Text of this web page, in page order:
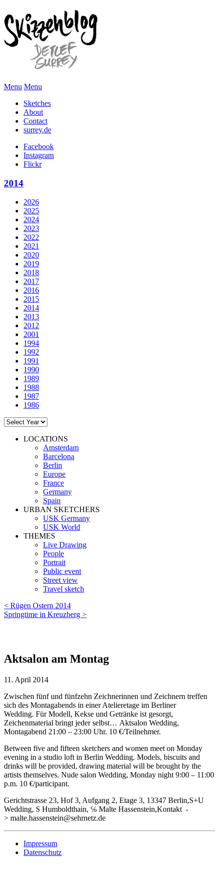
Menu Menu
Sketches
About
Contact
surrey.de
Facebook
Instagram
Flickr
2014
2026
2025
2024
2023
2022
2021
2020
2019
2018
2017
2016
2015
2014
2013
2012
2001
1994
1992
1991
1990
1989
1988
1987
1986
LOCATIONS
Amsterdam
Barcelona
Berlin
Europe
France
Germany
Spain
URBAN SKETCHERS
USK Germany
USK World
THEMES
Live Drawing
People
Portrait
Public event
Street view
Travel sketch
< Rügen Ostern 2014
Springtime in Kreuzberg >
Aktsalon am Montag
11. April 2014
Zwischen fünf und fünfzehn Zeichnerinnen und Zeichnern treffen
sich des Montagabends in einer Atelieretage im Berliner
Wedding. Für Modell, Kekse und Getränke ist gesorgt,
Zeichenmaterial bringt jeder selbst… Aktsalon Wedding,
Montagabend 21:00 – 23:00 Uhr. 10 €/Teilnehmer.
Between five and fifteen sketchers and women meet on Monday
evening in a studio loft in Berlin Wedding. Models, biscuits and
drinks will be provided, drawing material will be brought by the
artists themselves. Nude salon Wedding, Monday night 9:00 – 11:00
p.m. 10 €/participant.
Gerichtstrasse 23, Hof 3, Aufgang 2, Etage 3, 13347 Berlin,S+U
Wedding, S Humboldthain, ℅ Malte Hassenstein,Kontakt -
> malte.hassenstein@sehrnetz.de
Impressum
Datenschutz